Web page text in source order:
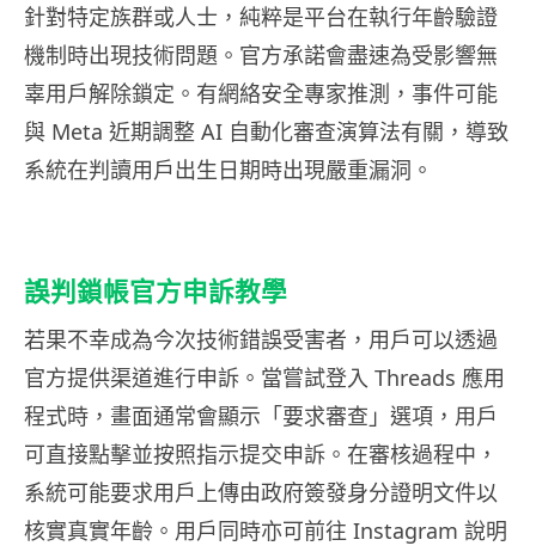
針對特定族群或人士，純粹是平台在執行年齡驗證
機制時出現技術問題。官方承諾會盡速為受影響無
辜用戶解除鎖定。有網絡安全專家推測，事件可能
與 Meta 近期調整 AI 自動化審查演算法有關，導致
系統在判讀用戶出生日期時出現嚴重漏洞。
誤判鎖帳官方申訴教學
若果不幸成為今次技術錯誤受害者，用戶可以透過
官方提供渠道進行申訴。當嘗試登入 Threads 應用
程式時，畫面通常會顯示「要求審查」選項，用戶
可直接點擊並按照指示提交申訴。在審核過程中，
系統可能要求用戶上傳由政府簽發身分證明文件以
核實真實年齡。用戶同時亦可前往 Instagram 說明